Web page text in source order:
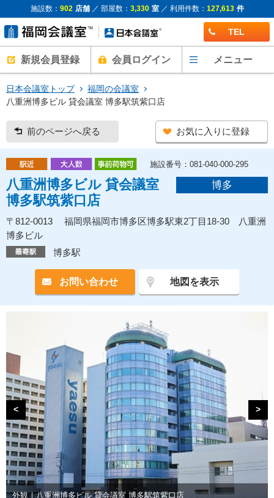
施設数： 902 店舗／ 部屋数： 3,330 室／ 利用件数： 127,613 件
TEL
新規会員登録 会員ログイン メニュー
日本会議室トップ
福岡の会議室
八重洲博多ビル 貸会議室 博多駅筑紫口店
前のページへ戻る お気に入りに登録
施設番号：081-040-000-295
八重洲博多ビル 貸会議室
博多駅筑紫口店
博多
〒812-0013 福岡県福岡市博多区博多駅東2丁目18-30 八重洲
博多ビル
博多駅
お問い合わせ 地図を表示
外観｜八重洲博多ビル 貸会議室 博多駅筑紫口店
< >